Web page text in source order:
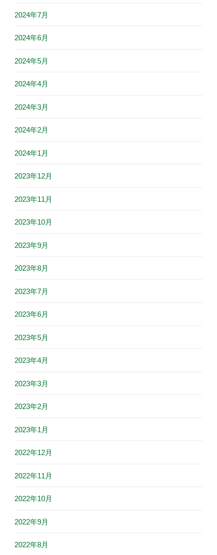
2024年7月
2024年6月
2024年5月
2024年4月
2024年3月
2024年2月
2024年1月
2023年12月
2023年11月
2023年10月
2023年9月
2023年8月
2023年7月
2023年6月
2023年5月
2023年4月
2023年3月
2023年2月
2023年1月
2022年12月
2022年11月
2022年10月
2022年9月
2022年8月